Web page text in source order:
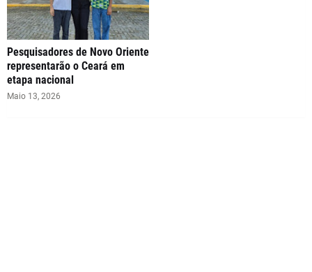
Pesquisadores de Novo Oriente
representarão o Ceará em
etapa nacional
Maio 13, 2026